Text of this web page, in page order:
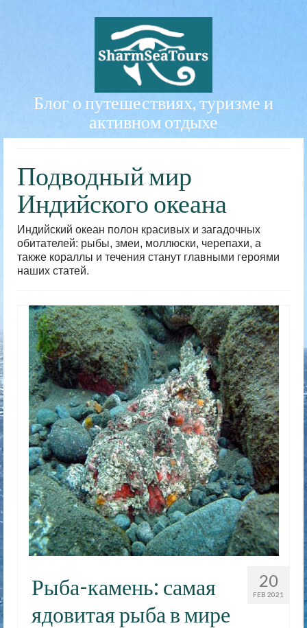
Блог о путешествиях, туризме и
активном отдыхе
Подводный мир
Индийского океана
Индийский океан полон красивых и загадочных
обитателей: рыбы, змеи, моллюски, черепахи, а
также кораллы и течения станут главными героями
наших статей.
20
FEB 2021
Рыба-камень: самая
ядовитая рыба в мире